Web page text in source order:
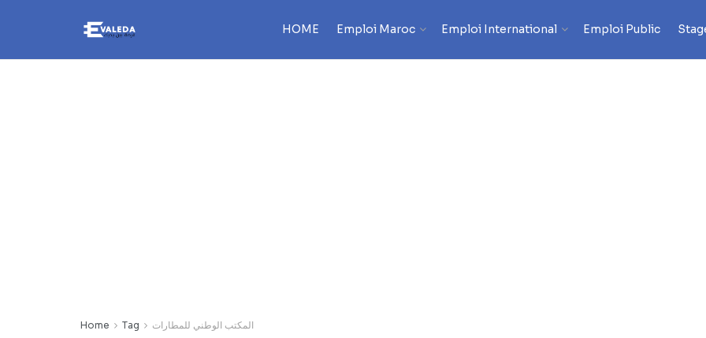
HOME Emploi Maroc Emploi International Emploi Public
Home Tag المكتب الوطني للمطارات